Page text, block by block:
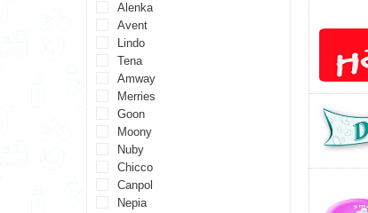
Alenka
Avent
Lindo
Tena
Amway
Merries
Goon
Moony
Nuby
Chicco
Canpol
Nepia